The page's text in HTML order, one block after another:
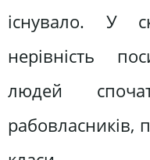
існувало. У
нерівність
людей
рабовласників,